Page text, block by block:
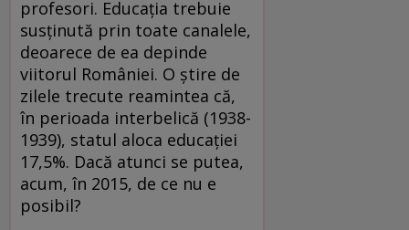
profesori. Educaţia trebuie
susţinută prin toate canalele,
deoarece de ea depinde
viitorul României. O ştire de
zilele trecute reamintea că,
în perioada interbelică (1938-
1939), statul aloca educaţiei
17,5%. Dacă atunci se putea,
acum, în 2015, de ce nu e
posibil?